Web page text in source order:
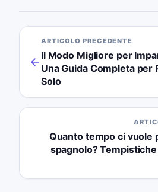
ARTICOLO PRECEDENTE
Il Modo Migliore per
Una Guida Completa per
Solo
Quanto tempo ci vuole
spagnolo?